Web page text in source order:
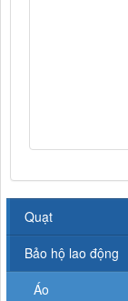
Quạt
Bảo hộ lao động
Áo